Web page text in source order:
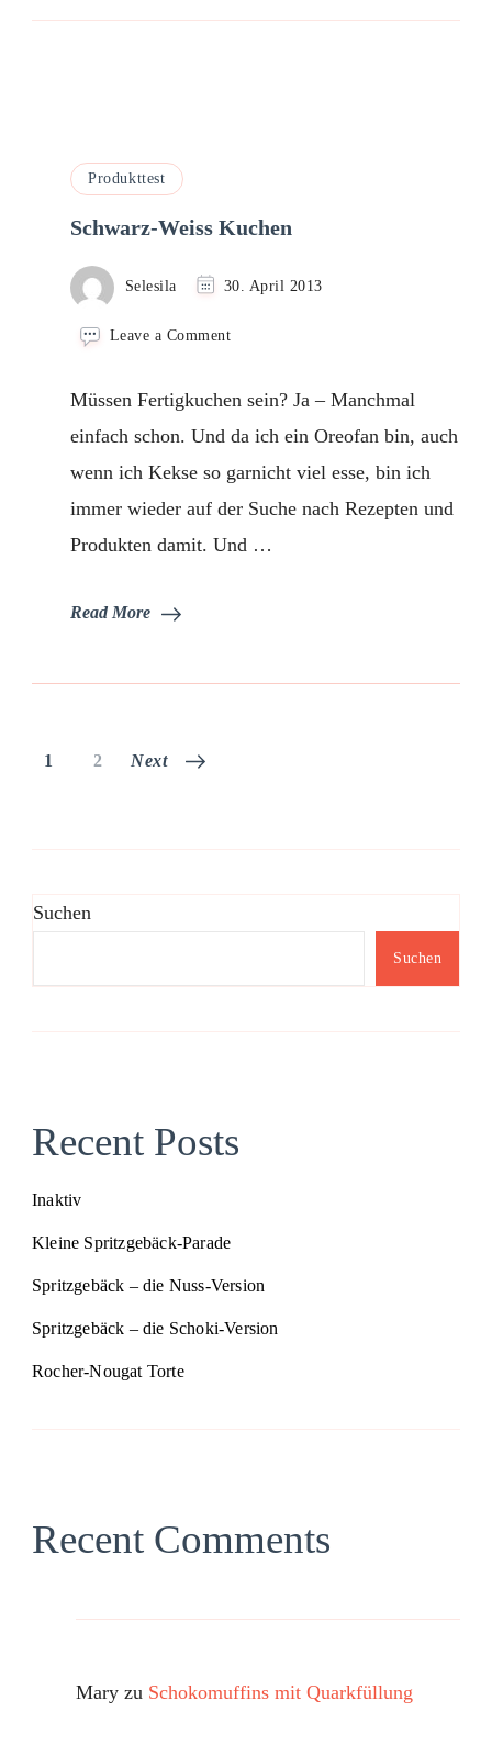
Produkttest
Schwarz-Weiss Kuchen
Selesila 30. April 2013
Leave a Commenton
Kuchen
Müssen Fertigkuchen sein? Ja – Manchmal
einfach schon. Und da ich ein Oreofan bin, auch
wenn ich Kekse so garnicht viel esse, bin ich
immer wieder auf der Suche nach Rezepten und
Produkten damit. Und …
Read More
Seitennummerierung
Page
1 Page
2 Next
Suchen
Suchen
Recent Posts
Inaktiv
Kleine Spritzgebäck-Parade
Spritzgebäck – die Nuss-Version
Spritzgebäck – die Schoki-Version
Rocher-Nougat Torte
Recent Comments
Mary zu Schokomuffins mit Quarkfüllung